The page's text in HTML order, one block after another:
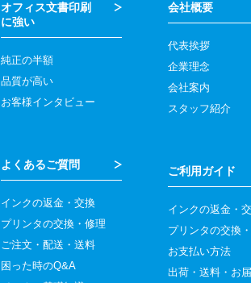
オフィス文書印刷
に強い
純正の半額
品質が高い
お客様インタビュー
よくあるご質問
インクの返金・交換
プリンタの交換・修理
ご注文・配送・送料
困った時のQ&A
会社概要
代表挨拶
企業理念
会社案内
スタッフ紹介
ご利用ガイド
インクの返金・
プリンタの交換
お支払い方法
出荷・送料・お